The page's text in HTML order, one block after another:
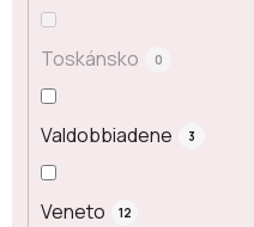
Toskánsko 0
Valdobbiadene 3
Veneto 12